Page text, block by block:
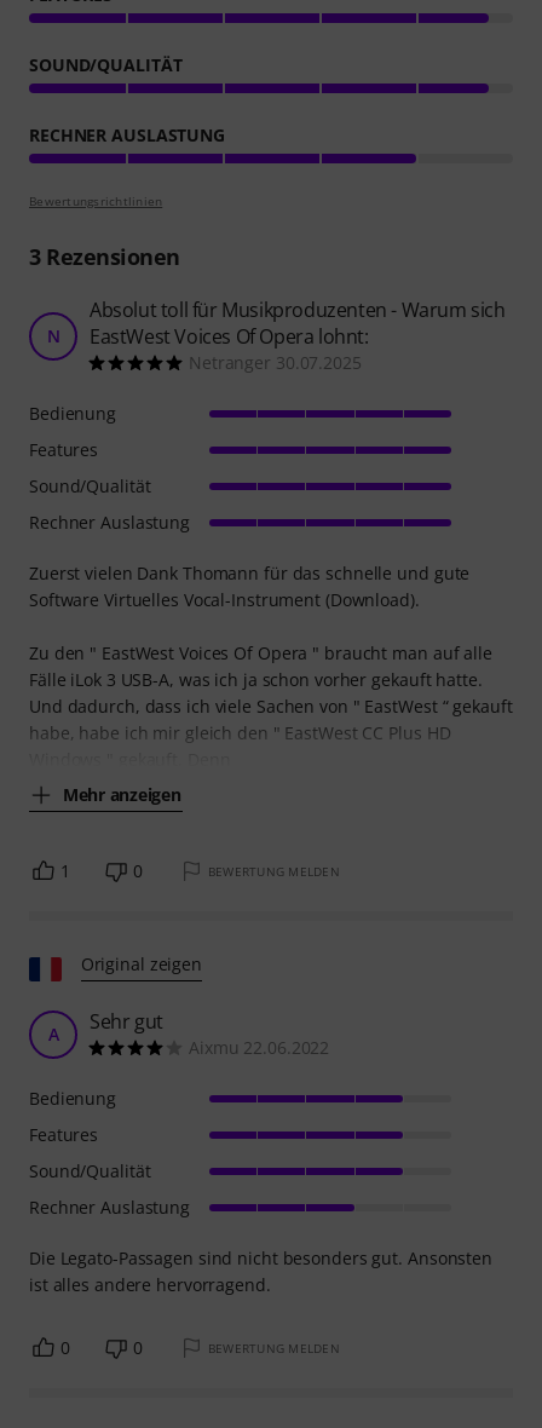
SOUND/QUALITÄT
RECHNER AUSLASTUNG
Bewertungsrichtlinien
3Rezensionen
N
Absolut toll für Musikproduzenten - Warum sich
EastWest Voices Of Opera lohnt:
Netranger 30.07.2025
Zuerst vielen Dank Thomann für das schnelle und gute
Software Virtuelles Vocal-Instrument (Download).
Zu den " EastWest Voices Of Opera " braucht man auf alle
Fälle iLok 3 USB-A, was ich ja schon vorher gekauft hatte.
Und dadurch, dass ich viele Sachen von " EastWest “ gekauft
habe, habe ich mir gleich den " EastWest CC Plus HD
Mehr anzeigen
Bedienung
Features
Sound/Qualität
Rechner Auslastung
1 0 BEWERTUNG MELDEN
Original zeigen
A Sehr gut
Aixmu 22.06.2022
Die Legato-Passagen sind nicht besonders gut. Ansonsten
ist alles andere hervorragend.
Bedienung
Features
Sound/Qualität
Rechner Auslastung
0 0 BEWERTUNG MELDEN